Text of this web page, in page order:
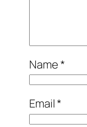
Name*
Email*